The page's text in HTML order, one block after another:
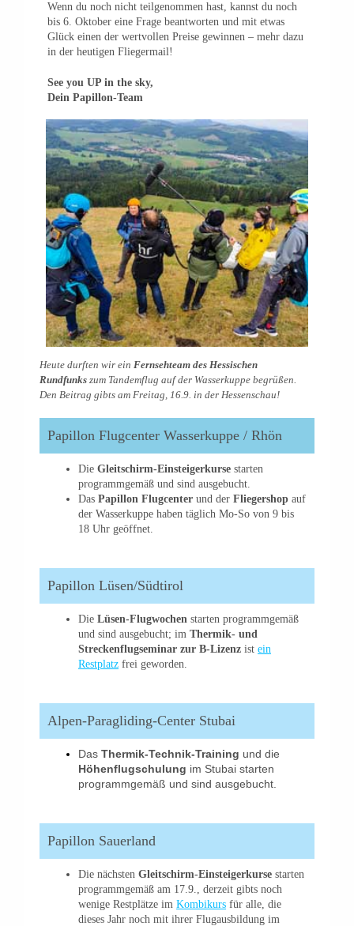
Wenn du noch nicht teilgenommen hast, kannst du noch
bis 6. Oktober eine Frage beantworten und mit etwas
Glück einen der wertvollen Preise gewinnen – mehr dazu
in der heutigen Fliegermail!
See you UP in the sky,
Dein Papillon-Team
Heute durften wir ein Fernsehteam des Hessischen
Rundfunks zum Tandemflug auf der Wasserkuppe begrüßen.
Den Beitrag gibts am Freitag, 16.9. in der Hessenschau!
Papillon Flugcenter Wasserkuppe / Rhön
Die Gleitschirm-Einsteigerkurse starten
programmgemäß und sind ausgebucht.
Das Papillon Flugcenter und der Fliegershop auf
der Wasserkuppe haben täglich Mo-So von 9 bis
18 Uhr geöffnet.
Papillon Lüsen/Südtirol
Die Lüsen-Flugwochen starten programmgemäß
und sind ausgebucht; im Thermik- und
Streckenflugseminar zur B-Lizenz ist ein
Restplatz frei geworden.
Alpen-Paragliding-Center Stubai
Das Thermik-Technik-Training und die
Höhenflugschulung im Stubai starten
programmgemäß und sind ausgebucht.
Papillon Sauerland
Die nächsten Gleitschirm-Einsteigerkurse starten
programmgemäß am 17.9., derzeit gibts noch
wenige Restplätze im Kombikurs für alle, die
dieses Jahr noch mit ihrer Flugausbildung im